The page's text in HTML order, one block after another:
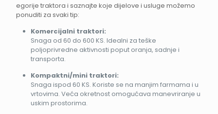
egorije traktora i saznajte koje dijelove i usluge možemo
ponuditi za svaki tip:
Komercijalni traktori:
Snaga od 60 do 600 KS. Idealni za teške
poljoprivredne aktivnosti poput oranja, sadnje i
transporta.
Kompaktni/mini traktori:
Snaga ispod 60 KS. Koriste se na manjim farmama i u
vrtovima. Veća okretnost omogućava manevriranje u
uskim prostorima.